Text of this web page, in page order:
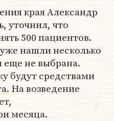
края Александр
уточнил, что
500 пациентов.
нашли несколько
еще не выбрана.
будут средствами
На возведение
месяца.